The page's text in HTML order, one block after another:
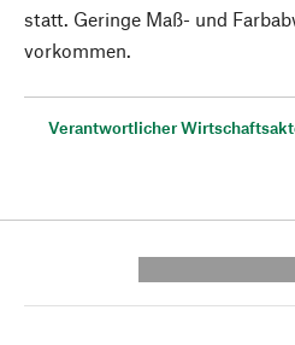
statt. Geringe Maß- und
vorkommen.
Verantwortlicher